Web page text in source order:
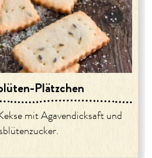
Plätzchen
mit Agavendicksaft und